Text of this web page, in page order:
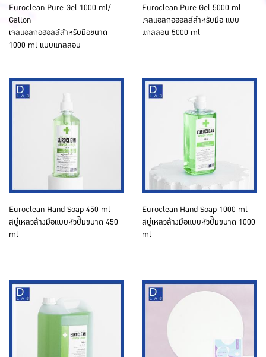
Euroclean Pure Gel 1000 ml/
Gallon
เจลแอลกอฮอลล์สำหรับมือขนาด
1000 ml แบบแกลลอน
Euroclean Pure Gel 5000 ml
เจลแอลกอฮอลล์สำหรับมือ แบบ
แกลลอน 5000 ml
Euroclean Hand Soap 450 ml
สบู่เหลวล้างมือแบบหัวปั๊มขนาด 450
ml
Euroclean Hand Soap 1000 ml
สบู่เหลวล้างมือแบบหัวปั๊มขนาด 1000
ml